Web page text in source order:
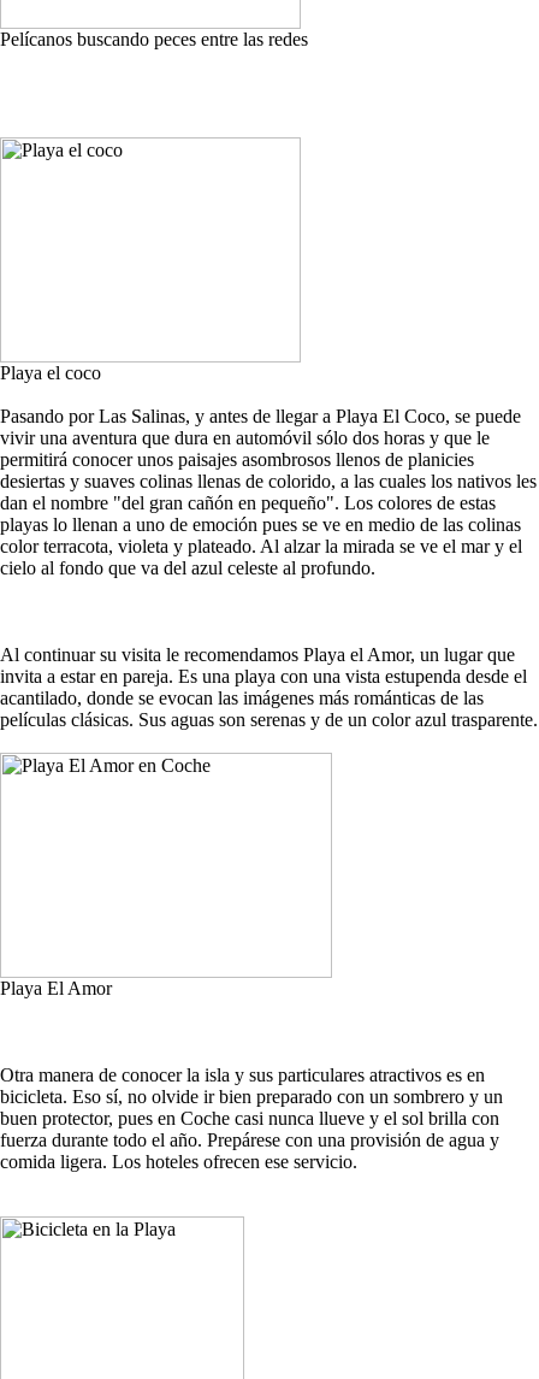
Pelícanos buscando peces entre las redes
Playa el coco
Pasando por Las Salinas, y antes de llegar a Playa El Coco, se puede
vivir una aventura que dura en automóvil sólo dos horas y que le
permitirá conocer unos paisajes asombrosos llenos de planicies
desiertas y suaves colinas llenas de colorido, a las cuales los nativos les
dan el nombre "del gran cañón en pequeño". Los colores de estas
playas lo llenan a uno de emoción pues se ve en medio de las colinas
color terracota, violeta y plateado. Al alzar la mirada se ve el mar y el
cielo al fondo que va del azul celeste al profundo.
Al continuar su visita le recomendamos Playa el Amor, un lugar que
invita a estar en pareja. Es una playa con una vista estupenda desde el
acantilado, donde se evocan las imágenes más románticas de las
películas clásicas. Sus aguas son serenas y de un color azul trasparente.
Playa El Amor
Otra manera de conocer la isla y sus particulares atractivos es en
bicicleta. Eso sí, no olvide ir bien preparado con un sombrero y un
buen protector, pues en Coche casi nunca llueve y el sol brilla con
fuerza durante todo el año. Prepárese con una provisión de agua y
comida ligera. Los hoteles ofrecen ese servicio.